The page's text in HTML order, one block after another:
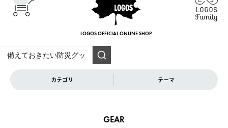
LOGOS OFFICIAL ONLINE SHOP
カテゴリ テーマ
GEAR